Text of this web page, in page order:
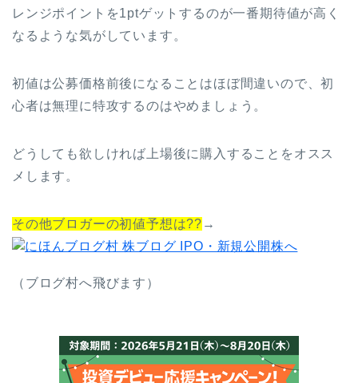
レンジポイントを1ptゲットするのが一番期待値が高く
なるような気がしています。
初値は公募価格前後になることはほぼ間違いので、初
心者は無理に特攻するのはやめましょう。
どうしても欲しければ上場後に購入することをオスス
メします。
その他ブロガーの初値予想は?? →
（ブログ村へ飛びます）